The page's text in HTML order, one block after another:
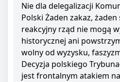
Nie dla delegalizacji
Polski Żaden zakaz,
reakcyjny rząd nie mogą
historycznej ani
wolny od wyzysku,
Decyzja polskiego
jest frontalnym atakiem